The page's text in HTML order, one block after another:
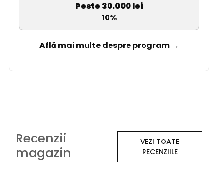
Peste 30.000 lei
10%
Află mai multe despre program →
Recenzii
magazin
VEZI TOATE
RECENZIILE